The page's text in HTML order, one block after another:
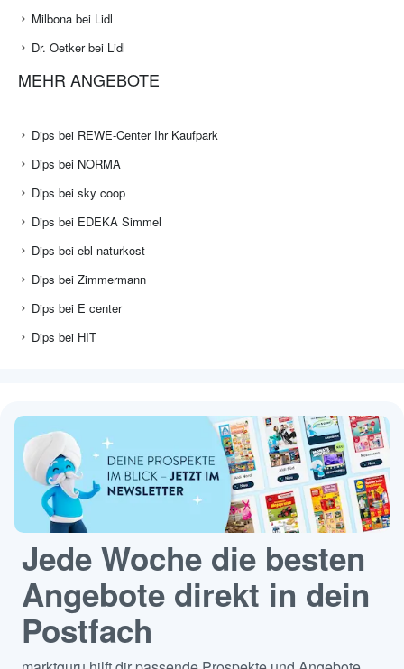
Milbona bei Lidl
Dr. Oetker bei Lidl
MEHR ANGEBOTE
Dips bei REWE-Center Ihr Kaufpark
Dips bei NORMA
Dips bei sky coop
Dips bei EDEKA Simmel
Dips bei ebl-naturkost
Dips bei Zimmermann
Dips bei E center
Dips bei HIT
Jede Woche die besten
Angebote direkt in dein
Postfach